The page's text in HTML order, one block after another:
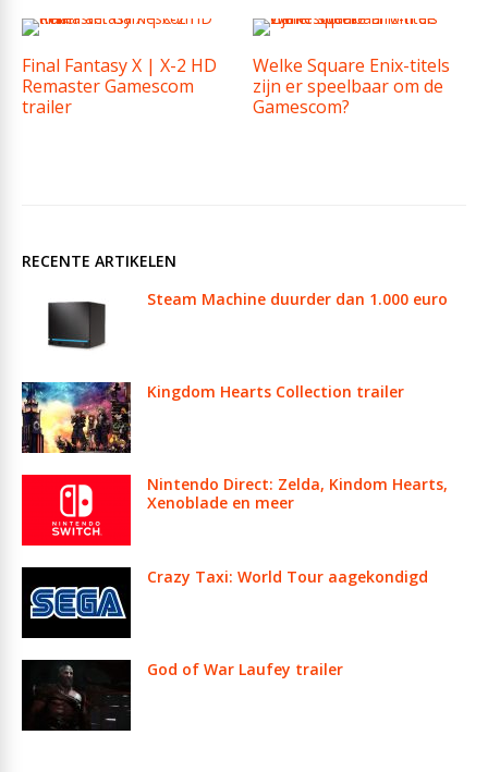
Final Fantasy X | X-2 HD
Remaster Gamescom
trailer
Welke Square Enix-titels
zijn er speelbaar om de
Gamescom?
RECENTE ARTIKELEN
Steam Machine duurder dan 1.000 euro
Kingdom Hearts Collection trailer
Nintendo Direct: Zelda, Kindom Hearts,
Xenoblade en meer
Crazy Taxi: World Tour aagekondigd
God of War Laufey trailer